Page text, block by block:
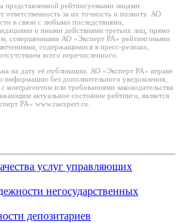
представленной рейтингуемыми лицами
ответственность за их точность и полноту. АО
в связи с любыми последствиями,
и иными действиями третьих лиц, прямо
совершенными АО «Эксперт РА» рейтинговыми
содержащимися в пресс-релизах,
всего перечисленного.
на дату её публикации. АО «Эксперт РА» вправе
информацию без дополнительного уведомления,
или требованиями законодательства
актуальное состояние рейтинга, является
РА» www.raexpert.ru.
услуг управляющих
негосударственных
депозитариев